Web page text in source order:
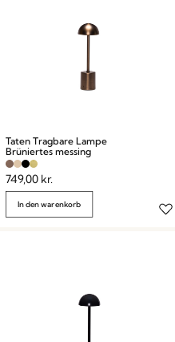
Taten Tragbare Lampe
Brüniertes messing
749,00 kr.
In den warenkorb